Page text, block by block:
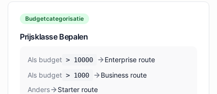
Budgetcategorisatie
Prijsklasse Bepalen
Als budget > 10000
Enterprise route
Als budget > 1000
Business route
Anders
Starter route